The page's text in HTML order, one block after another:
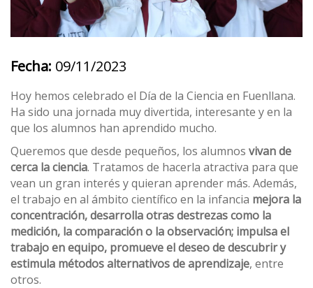
Fecha: 09/11/2023
Hoy hemos celebrado el Día de la Ciencia en Fuenllana.
Ha sido una jornada muy divertida, interesante y en la
que los alumnos han aprendido mucho.
Queremos que desde pequeños, los alumnos vivan de
cerca la ciencia. Tratamos de hacerla atractiva para que
vean un gran interés y quieran aprender más. Además,
el trabajo en al ámbito científico en la infancia mejora la
concentración, desarrolla otras destrezas como la
medición, la comparación o la observación; impulsa el
trabajo en equipo, promueve el deseo de descubrir y
estimula métodos alternativos de aprendizaje, entre
otros.